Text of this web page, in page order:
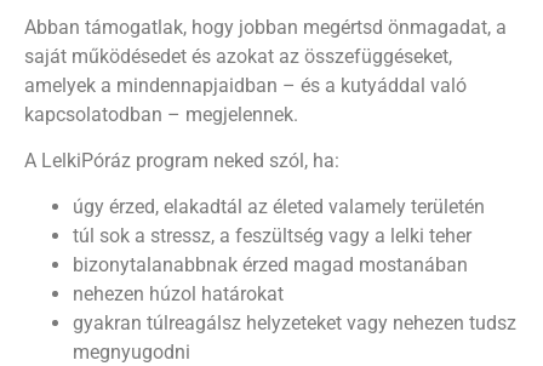
Abban támogatlak, hogy jobban megértsd önmagadat, a
saját működésedet és azokat az összefüggéseket,
amelyek a mindennapjaidban – és a kutyáddal való
kapcsolatodban – megjelennek.
A LelkiPóráz program neked szól, ha:
úgy érzed, elakadtál az életed valamely területén
túl sok a stressz, a feszültség vagy a lelki teher
bizonytalanabbnak érzed magad mostanában
nehezen húzol határokat
gyakran túlreagálsz helyzeteket vagy nehezen tudsz
megnyugodni